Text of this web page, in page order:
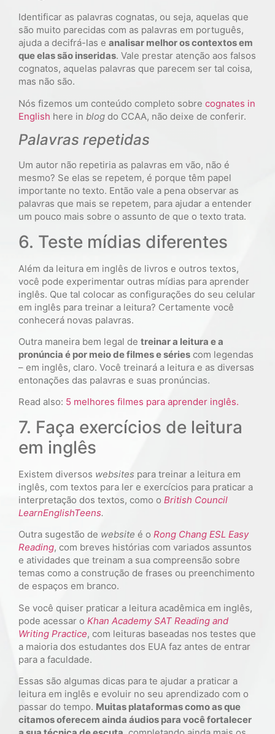
Identificar as palavras cognatas, ou seja, aquelas que
são muito parecidas com as palavras em português,
ajuda a decifrá-las e analisar melhor os contextos em
que elas são inseridas. Vale prestar atenção aos falsos
cognatos, aquelas palavras que parecem ser tal coisa,
mas não são.
Nós fizemos um conteúdo completo sobre cognates in
English here in blog do CCAA, não deixe de conferir.
Palavras repetidas
Um autor não repetiria as palavras em vão, não é
mesmo? Se elas se repetem, é porque têm papel
importante no texto. Então vale a pena observar as
palavras que mais se repetem, para ajudar a entender
um pouco mais sobre o assunto de que o texto trata.
6. Teste mídias diferentes
Além da leitura em inglês de livros e outros textos,
você pode experimentar outras mídias para aprender
inglês. Que tal colocar as configurações do seu celular
em inglês para treinar a leitura? Certamente você
conhecerá novas palavras.
Outra maneira bem legal de treinar a leitura e a
pronúncia é por meio de filmes e séries com legendas
– em inglês, claro. Você treinará a leitura e as diversas
entonações das palavras e suas pronúncias.
Read also: 5 melhores filmes para aprender inglês.
7. Faça exercícios de leitura
em inglês
Existem diversos websites para treinar a leitura em
inglês, com textos para ler e exercícios para praticar a
interpretação dos textos, como o British Council
LearnEnglishTeens.
Outra sugestão de website é o Rong Chang ESL Easy
Reading, com breves histórias com variados assuntos
e atividades que treinam a sua compreensão sobre
temas como a construção de frases ou preenchimento
de espaços em branco.
Se você quiser praticar a leitura acadêmica em inglês,
pode acessar o Khan Academy SAT Reading and
Writing Practice, com leituras baseadas nos testes que
a maioria dos estudantes dos EUA faz antes de entrar
para a faculdade.
Essas são algumas dicas para te ajudar a praticar a
leitura em inglês e evoluir no seu aprendizado com o
passar do tempo. Muitas plataformas como as que
citamos oferecem ainda áudios para você fortalecer